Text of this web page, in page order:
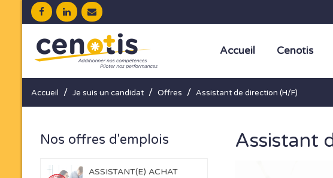
Accueil Cenotis
Accueil / Je suis un candidat / Offres / Assistant de direction (H/F)
Assistant
Nos offres d'emplois
ASSISTANT(E) ACHAT